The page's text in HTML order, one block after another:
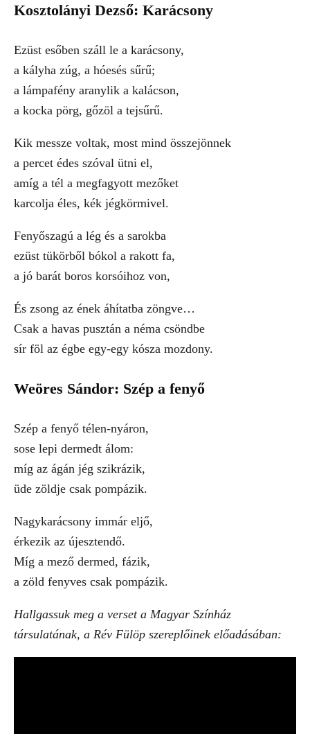
Kosztolányi Dezső: Karácsony
Ezüst esőben száll le a karácsony,
a kályha zúg, a hóesés sűrű;
a lámpafény aranylik a kalácson,
a kocka pörg, gőzöl a tejsűrű.
Kik messze voltak, most mind összejönnek
a percet édes szóval ütni el,
amíg a tél a megfagyott mezőket
karcolja éles, kék jégkörmivel.
Fenyőszagú a lég és a sarokba
ezüst tükörből bókol a rakott fa,
a jó barát boros korsóihoz von,
És zsong az ének áhítatba zöngve…
Csak a havas pusztán a néma csöndbe
sír föl az égbe egy-egy kósza mozdony.
Weöres Sándor: Szép a fenyő
Szép a fenyő télen-nyáron,
sose lepi dermedt álom:
míg az ágán jég szikrázik,
üde zöldje csak pompázik.
Nagykarácsony immár eljő,
érkezik az újesztendő.
Míg a mező dermed, fázik,
a zöld fenyves csak pompázik.
Hallgassuk meg a verset a Magyar Színház
társulatának, a Rév Fülöp szereplőinek előadásában: